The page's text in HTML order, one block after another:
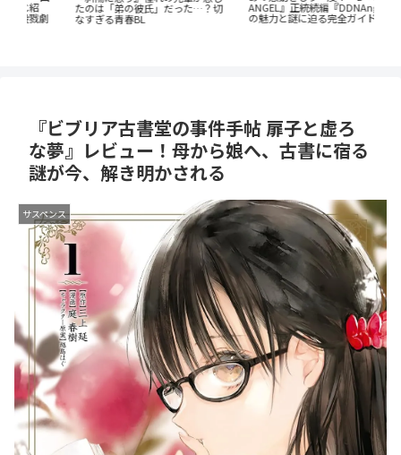
たのは「弟の彼氏」だった…？切
なすぎる青春BL
ANGEL』正統続編『DDNAngels』
の魅力と謎に迫る完全ガイド
『ビブリア古書堂の事件手帖 扉子と虚ろ
な夢』レビュー！母から娘へ、古書に宿る
謎が今、解き明かされる
サスペンス